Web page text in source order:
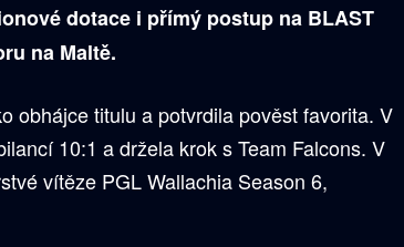
dotace i přímý postup na BLAST
na Maltě.
obhájce titulu a potvrdila pověst favorita. V
10:1 a držela krok s Team Falcons. V
vítěze PGL Wallachia Season 6,